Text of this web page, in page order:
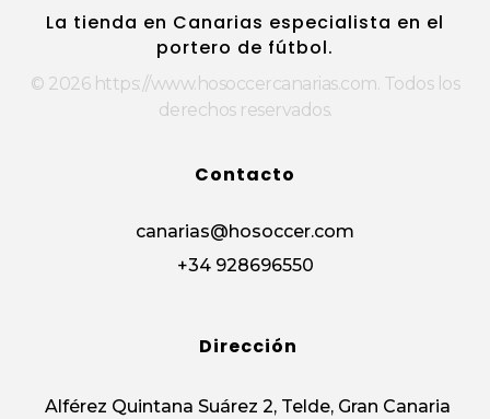
La tienda en Canarias especialista en el
portero de fútbol.
© 2026 https://www.hosoccercanarias.com. Todos los
derechos reservados.
Contacto
canarias@hosoccer.com
+34 928696550
Dirección
Alférez Quintana Suárez 2, Telde, Gran Canaria